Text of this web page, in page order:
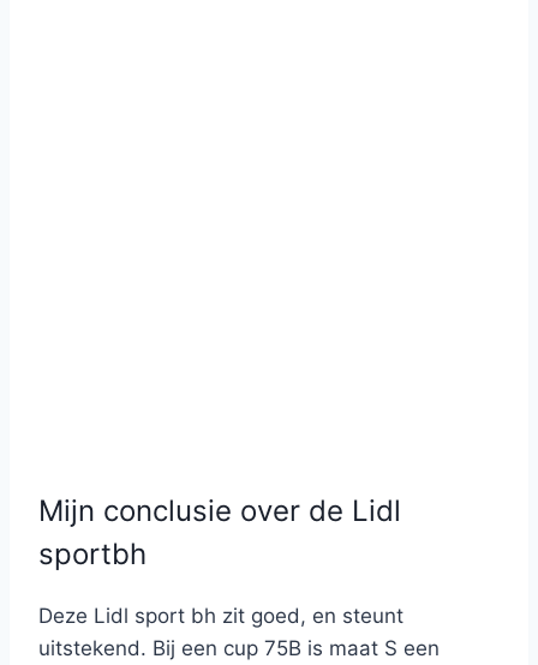
Mijn conclusie over de Lidl
sportbh
Deze Lidl sport bh zit goed, en steunt
uitstekend. Bij een cup 75B is maat S een